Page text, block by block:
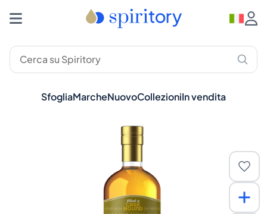
SfogliaMarcheNuovoCollezioniIn vendita